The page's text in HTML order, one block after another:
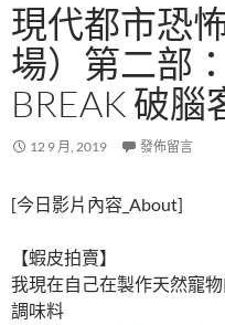
現代都市恐
場）第二部
BREAK 破腦
12 9 月, 2019 發佈留言
[今日影片內容_About]
【蝦皮拍賣】
我現在自己在製作天然寵
調味料